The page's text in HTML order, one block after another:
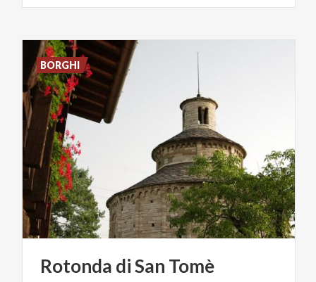
Rotonda diSan Tomè
BORGHI